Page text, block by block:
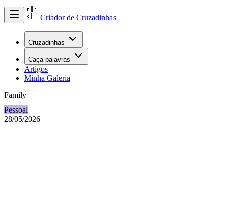
Criador de Cruzadinhas
Cruzadinhas
Caça-palavras
Artigos
Minha Galeria
Family
Pessoal
28/05/2026